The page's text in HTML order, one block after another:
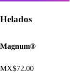
Helados
Magnum®
MX$72.00